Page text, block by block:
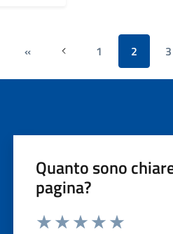
« Precedente
1 2 3
Quanto sono
pagina?
Valuta da 1 a 5 stelle la pagina